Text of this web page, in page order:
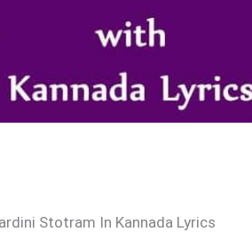
Stotram In Kannada Lyrics